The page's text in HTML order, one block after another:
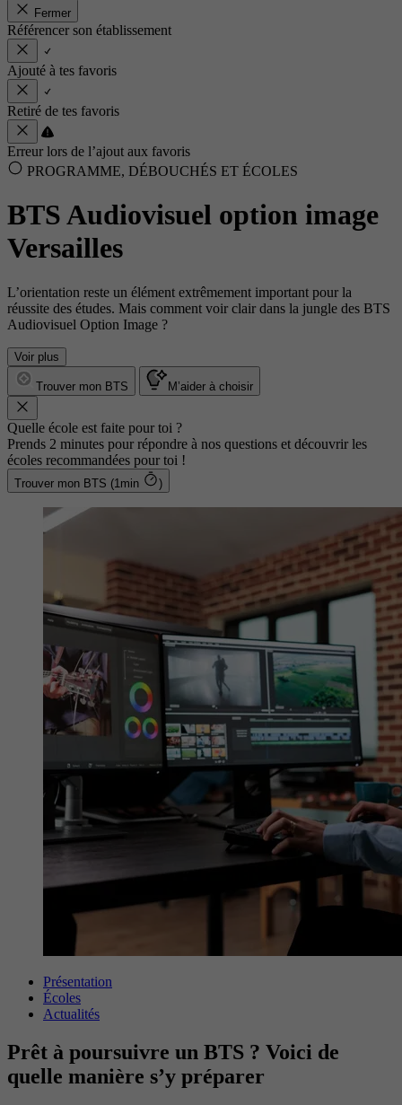
Fermer
Référencer son établissement
Ajouté à tes favoris
Retiré de tes favoris
Erreur lors de l’ajout aux favoris
PROGRAMME, DÉBOUCHÉS ET ÉCOLES
BTS Audiovisuel option image
Versailles
L’orientation reste un élément extrêmement important pour la
réussite des études. Mais comment voir clair dans la jungle des BTS
Audiovisuel Option Image ?
Voir plus
Trouver mon BTS M’aider à choisir
Quelle école est faite pour toi ?
Prends 2 minutes pour répondre à nos questions et découvrir les
écoles recommandées pour toi !
Trouver mon BTS (1min )
Présentation
Écoles
Actualités
Prêt à poursuivre un BTS ? Voici de
quelle manière s’y préparer